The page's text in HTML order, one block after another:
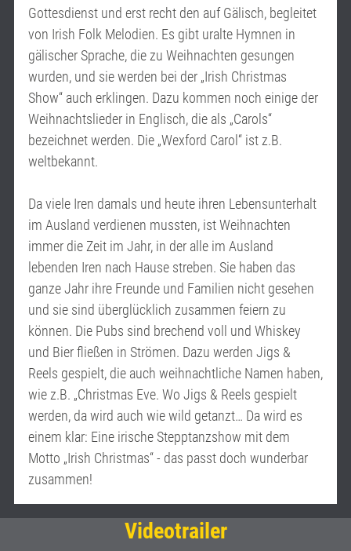
Gottesdienst und erst recht den auf Gälisch, begleitet
von Irish Folk Melodien. Es gibt uralte Hymnen in
gälischer Sprache, die zu Weihnachten gesungen
wurden, und sie werden bei der „Irish Christmas
Show“ auch erklingen. Dazu kommen noch einige der
Weihnachtslieder in Englisch, die als „Carols“
bezeichnet werden. Die „Wexford Carol“ ist z.B.
weltbekannt.
Da viele Iren damals und heute ihren Lebensunterhalt
im Ausland verdienen mussten, ist Weihnachten
immer die Zeit im Jahr, in der alle im Ausland
lebenden Iren nach Hause streben. Sie haben das
ganze Jahr ihre Freunde und Familien nicht gesehen
und sie sind überglücklich zusammen feiern zu
können. Die Pubs sind brechend voll und Whiskey
und Bier fließen in Strömen. Dazu werden Jigs &
Reels gespielt, die auch weihnachtliche Namen haben,
wie z.B. „Christmas Eve. Wo Jigs & Reels gespielt
werden, da wird auch wie wild getanzt… Da wird es
einem klar: Eine irische Stepptanzshow mit dem
Motto „Irish Christmas“ - das passt doch wunderbar
zusammen!
Videotrailer